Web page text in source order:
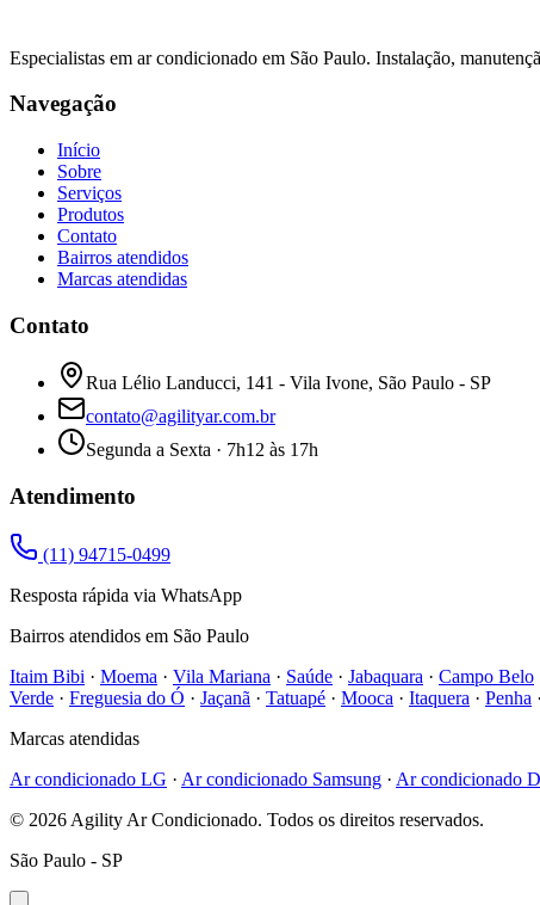
Especialistas em ar condicionado em São Paulo. Instalação,
Navegação
Início
Sobre
Serviços
Produtos
Contato
Bairros atendidos
Marcas atendidas
Contato
Rua Lélio Landucci, 141 - Vila Ivone, São Paulo - SP
contato@agilityar.com.br
Segunda a Sexta · 7h12 às 17h
Atendimento
(11) 94715-0499
Resposta rápida via WhatsApp
Bairros atendidos em São Paulo
Itaim Bibi · Moema · Vila Mariana · Saúde · Jabaquara · Campo Belo
Verde · Freguesia do Ó · Jaçanã · Tatuapé · Mooca · Itaquera · Penha ·
Marcas atendidas
Ar condicionado LG · Ar condicionado Samsung · Ar condicionado
© 2026 Agility Ar Condicionado. Todos os direitos reservados.
São Paulo - SP